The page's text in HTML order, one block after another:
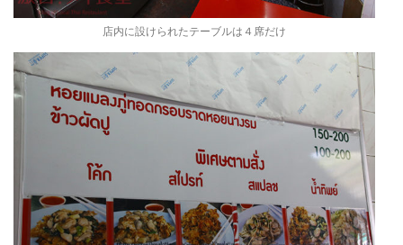
店内に設けられたテーブルは４席だけ